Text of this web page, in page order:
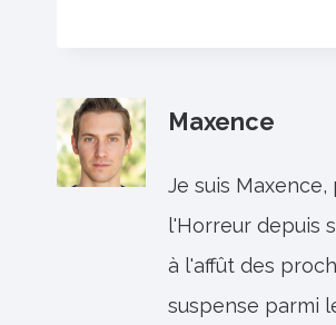
Maxence
Je suis
l'Horreur depuis
à l'affût des
suspense parmi